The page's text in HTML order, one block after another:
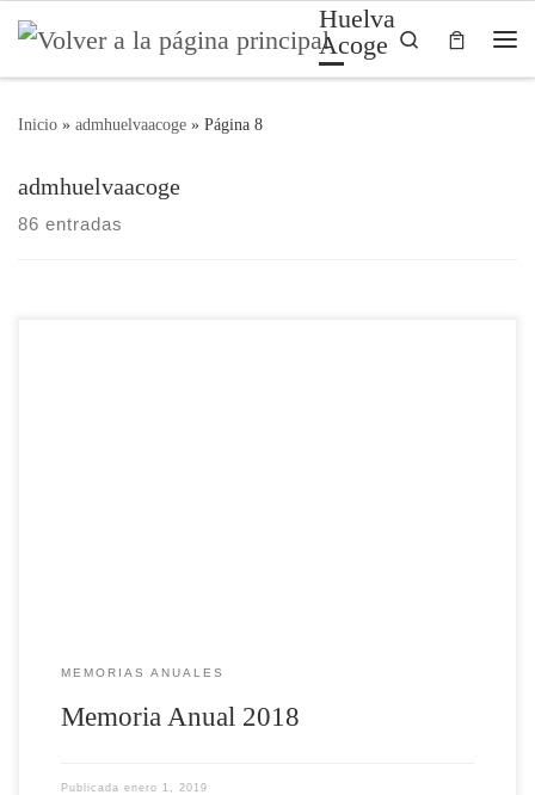
Saltar al contenido
Huelva
Acoge
Search
Inicio » admhuelvaacoge » Página 8
admhuelvaacoge
86 entradas
MEMORIAS ANUALES
Memoria Anual 2018
Publicada enero 1, 2019